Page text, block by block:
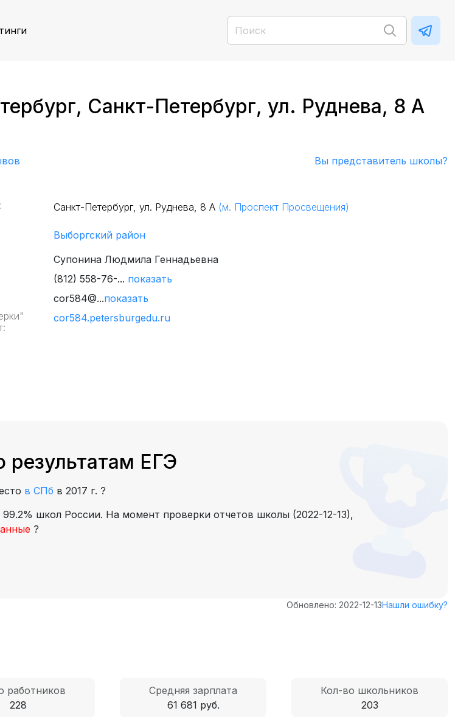
Санкт-Петербург, ул. Руднева, 8 А
Вы представитель школы?
Санкт-Петербург, ул. Руднева, 8 А (м. Проспект Просвещения)
Выборгский район
Супонина Людмила Геннадьевна
(812) 558-76-... показать
cor584@...показать
cor584.petersburgedu.ru
ЕГЭ
в СПб в 2017 г. ?
99.2% школ России. На момент проверки отчетов школы (2022-12-13),
?
Обновлено: 2022-12-13Нашли ошибку?
работников
228
Средняя зарплата
61 681 руб.
Кол-во школьников
203